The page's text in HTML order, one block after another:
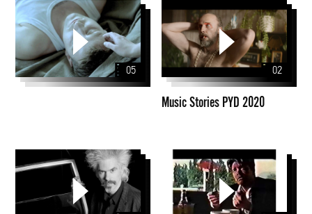
05
Stories
PYD
2020
02
Music Stories PYD 2020
Dialogues
Film
Paul
Thomas
Anderson